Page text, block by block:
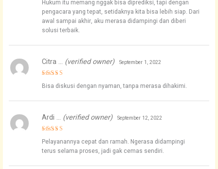
out of 5
Hukum itu memang nggak bisa diprediksi, tapi dengan
pengacara yang tepat, setidaknya kita bisa lebih siap. Dari
awal sampai akhir, aku merasa didampingi dan diberi
solusi terbaik.
out of 5
Citra … (verified owner) September 1, 2022
Bisa diskusi dengan nyaman, tanpa merasa dihakimi.
Rated
out of 5
Ardi … (verified owner) September 12, 2022
Pelayanannya cepat dan ramah. Ngerasa didampingi
terus selama proses, jadi gak cemas sendiri.